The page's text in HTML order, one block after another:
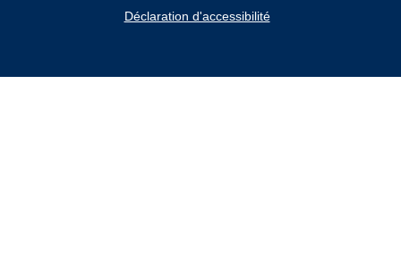
Déclaration d'accessibilité